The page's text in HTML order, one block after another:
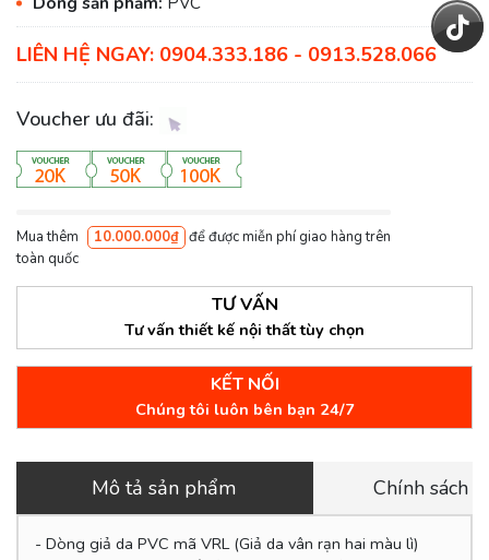
LIÊN HỆ NGAY: 0904.333.186 - 0913.528.066
Voucher ưu đãi:
Mua thêm 10.000.000₫ để được miễn phí giao hàng trên
toàn quốc
TƯ VẤN
Tư vấn thiết kế nội thất tùy chọn
KẾT NỐI
Chúng tôi luôn bên bạn 24/7
Mô tả sản phẩm Chính sách
- Dòng giả da PVC mã VRL (Giả da vân rạn hai màu lì)